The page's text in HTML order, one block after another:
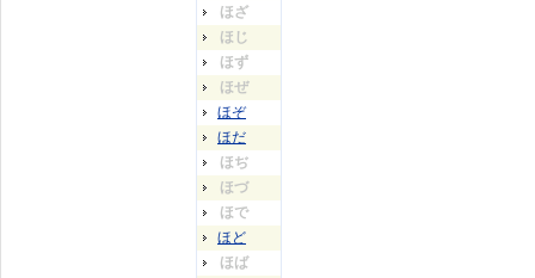
ほざ
ほじ
ほず
ほぜ
ほぞ
ほだ
ほぢ
ほづ
ほで
ほど
ほば